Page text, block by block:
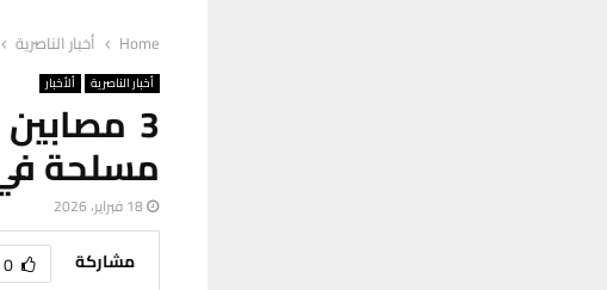
Home أخبار الناصرية
أخبار الناصرية ألأخبار
مسلحة
18 فبراير، 2026
مشاركة 0